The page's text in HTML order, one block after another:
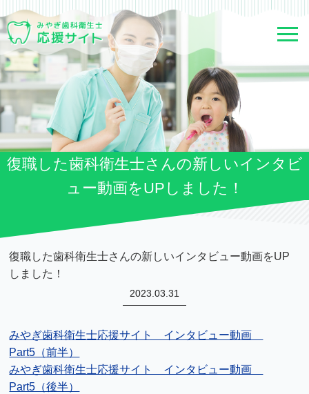
復職した歯科衛生士さんの新しいインタビ
ュー動画をUPしました！
復職した歯科衛生士さんの新しいインタビュー動画をUP
しました！
2023.03.31
みやぎ歯科衛生士応援サイト インタビュー動画
Part5（前半）
みやぎ歯科衛生士応援サイト インタビュー動画
Part5（後半）